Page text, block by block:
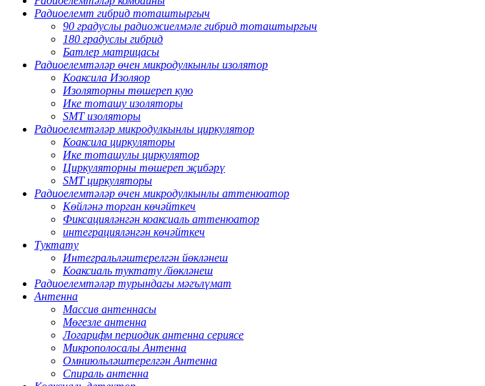
Радиоелемт гибрид тоташтыргыч
90 градуслы радиожиелмәле гибрид тоташтыргыч
180 градуслы гибрид
Батлер матрицасы
Радиоелемтәләр өчен микродулкынлы изолятор
Коаксила Изоляор
Изоляторны төшереп кую
Ике тоташу изоляторы
SMT изоляторы
Радиоелемтәләр микродулкынлы циркулятор
Коаксила циркуляторы
Ике тоташулы циркулятор
Циркуляторны төшереп җибәрү
SMT циркуляторы
Радиоелемтәләр өчен микродулкынлы аттенюатор
Көйләнә торган көчәйткеч
Фиксацияләнгән коаксиаль аттенюатор
интеграцияләнгән көчәйткеч
Туктату
Интегральләштерелгән йөкләнеш
Коаксиаль туктату /йөкләнеш
Радиоелемтәләр турындагы мәгълүмат
Антенна
Массив антеннасы
Мөгезле антенна
Логарифм периодик антенна сериясе
Микрополосалы Антенна
Омниюльләштерелгән Антенна
Спираль антенна